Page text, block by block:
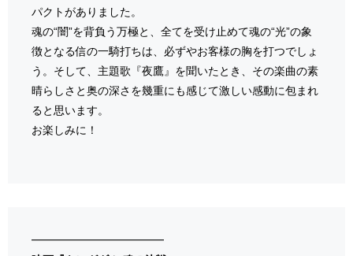
パクトがありました。
魂の“闇”を背負う万極と、全てを受け止めて魂の“光”の象
徴となる信の一騎打ちは、必ずやお客様の胸を打つでしょ
う。そして、主題歌『夜鷹』を聞いたとき、その楽曲の素
晴らしさと奥の深さを幾重にも感じて激しい感動に包まれ
ると思います。
お楽しみに！
━━━━━━━━━━━━